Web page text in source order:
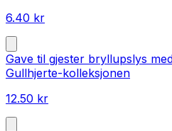
6.40 kr
Gave til gjester bryllupslys
Gullhjerte-kolleksjonen
12.50 kr